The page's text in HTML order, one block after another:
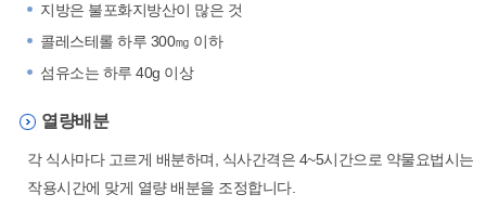
지방은 불포화지방산이 많은 것
콜레스테롤 하루 300㎎ 이하
섬유소는 하루 40g 이상
열량배분
각 식사마다 고르게 배분하며, 식사간격은 4~5시간으로 약물요법시는
작용시간에 맞게 열량 배분을 조정합니다.